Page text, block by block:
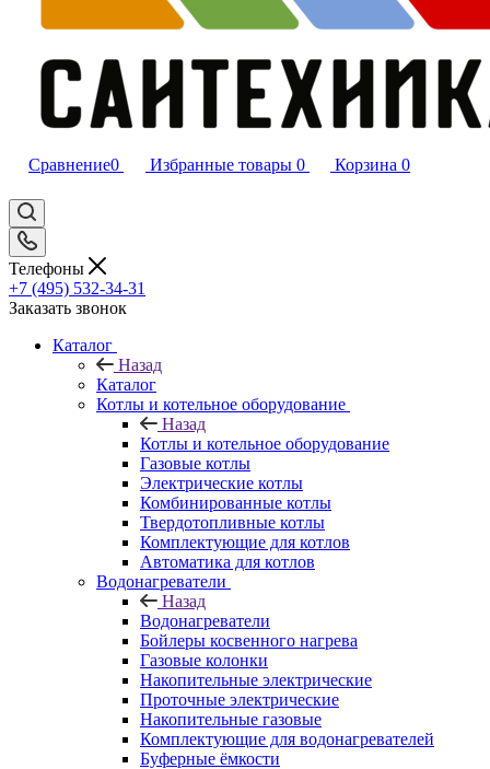
Сравнение0 Избранные товары 0 Корзина 0
Телефоны
+7 (495) 532‑34‑31
Заказать звонок
Каталог
Назад
Каталог
Котлы и котельное оборудование
Назад
Котлы и котельное оборудование
Газовые котлы
Электрические котлы
Комбинированные котлы
Твердотопливные котлы
Комплектующие для котлов
Автоматика для котлов
Водонагреватели
Назад
Водонагреватели
Бойлеры косвенного нагрева
Газовые колонки
Накопительные электрические
Проточные электрические
Накопительные газовые
Комплектующие для водонагревателей
Буферные ёмкости